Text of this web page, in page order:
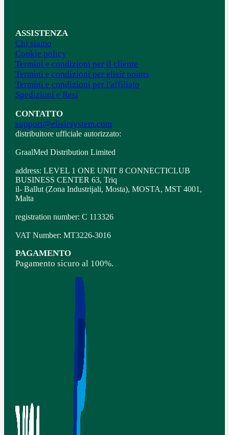
ASSISTENZA
Chi siamo
Cookie policy
Termini e condizioni per il cliente
Termini e condizioni per elisir points
Termini e condizioni per l'affiliato
Spedizioni e Resi
CONTATTO
support@elisirsystem.com
distribuitore ufficiale autorizzato:
GraalMed Distribution Limited
address: LEVEL 1 ONE UNIT 8 CONNECTICLUB
BUSINESS CENTER 63, Triq
il- Ballut (Zona Industrijali, Mosta), MOSTA, MST 4001,
Malta
registration number: C 113326
VAT Number: MT3226-3016
PAGAMENTO
Pagamento sicuro al 100%.